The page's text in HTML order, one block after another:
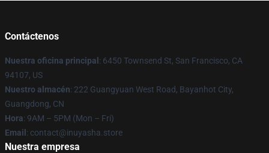
Contáctenos
Nuestra oficina principal : 6450 Townsend St, San Francisco, CA
94107, US
Nuestro almacén: 222 Guangyuan West Road, Bayanhot City,
Guangdong, CN
Hora: 9AM – 5PM (Mon – Fri)
Email : contact@inuyasha.store
Nuestra empresa